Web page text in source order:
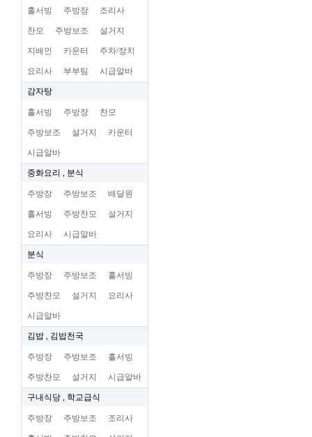
홀서빙 주방장 조리사
찬모 주방보조 설거지
지배인 카운터 주차/장치
요리사 부부팀 시급알바
감자탕
홀서빙 주방장 찬모
주방보조 설거지 카운터
시급알바
중화요리 , 분식
주방장 주방보조 배달원
홀서빙 주방찬모 설거지
요리사 시급알바
분식
주방장 주방보조 홀서빙
주방찬모 설거지 요리사
시급알바
김밥 , 김밥천국
주방장 주방보조 홀서빙
주방찬모 설거지 시급알바
구내식당 , 학교급식
주방장 주방보조 조리사